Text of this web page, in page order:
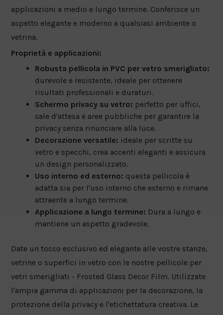
applicazioni a medio e lungo termine. Conferisce un
aspetto elegante e moderno a qualsiasi ambiente o
vetrina.
Proprietà e applicazioni:
Robusta pellicola in PVC per vetro smerigliato:
durevole e resistente, ideale per ottenere
risultati professionali e duraturi.
Schermo privacy su vetro: perfetto per uffici,
sale d'attesa e aree pubbliche per garantire la
privacy senza rinunciare alla luce.
Decorazione versatile: ideale per scritte su
vetro e specchi, crea accenti eleganti e assicura
un design personalizzato.
Uso interno ed esterno: questa pellicola è
adatta sia per l'uso interno che esterno e rimane
attraente a lungo termine.
Applicazione a lungo termine: Dura a lungo e
mantiene un aspetto gradevole.
Date un tocco esclusivo ed elegante alle vostre stanze,
vetrine o superfici in vetro con le nostre pellicole per
vetri smerigliati - Frosted Glass Decor Film. Utilizzate
l'ampia gamma di applicazioni per la decorazione, la
protezione della privacy e l'etichettatura creativa. Le